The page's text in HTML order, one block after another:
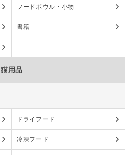
フードボウル・小物
書籍
猫用品
ドライフード
冷凍フード